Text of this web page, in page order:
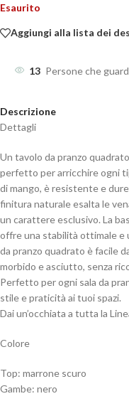
Esaurito
Aggiungi alla lista dei
13 Persone che
Descrizione
Dettagli
Un tavolo da pranzo
perfetto per arricchire ogni
di mango, è resistente e
finitura naturale esalta le
un carattere esclusivo. La
offre una stabilità ottimale e
da pranzo quadrato è facile
morbido e asciutto, senza
Perfetto per ogni sala da
stile e praticità ai tuoi spazi.
Dai un’occhiata a tutta la
Colore
Top: marrone scuro
Gambe: nero